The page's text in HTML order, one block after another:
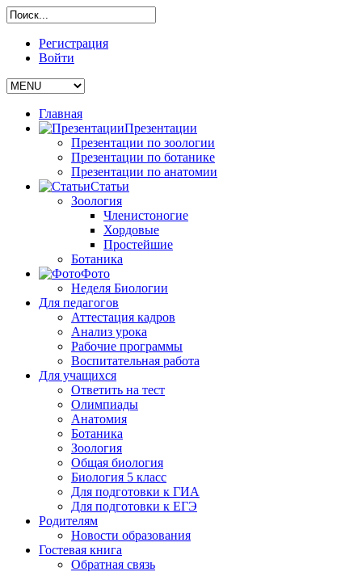
Регистрация
Войти
Главная
Презентации
Презентации по зоологии
Презентации по ботанике
Презентации по анатомии
Статьи
Зоология
Членистоногие
Хордовые
Простейшие
Ботаника
Фото
Неделя Биологии
Для педагогов
Аттестация кадров
Анализ урока
Рабочие программы
Воспитательная работа
Для учащихся
Ответить на тест
Олимпиады
Анатомия
Ботаника
Зоология
Общая биология
Биология 5 класс
Для подготовки к ГИА
Для подготовки к ЕГЭ
Родителям
Новости образования
Гостевая книга
Обратная связь